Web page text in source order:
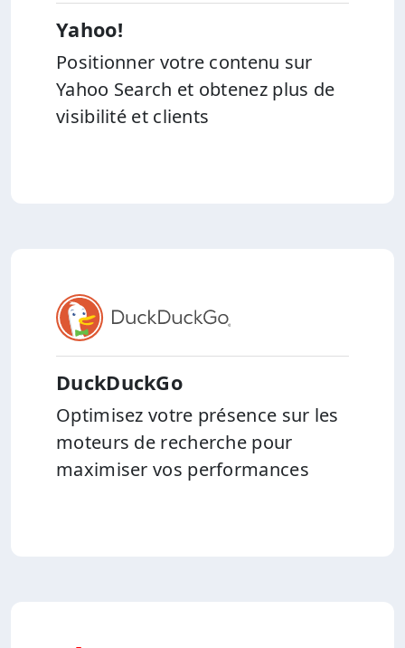
Yahoo!
Positionner votre contenu sur
Yahoo Search et obtenez plus de
visibilité et clients
DuckDuckGo
Optimisez votre présence sur les
moteurs de recherche pour
maximiser vos performances